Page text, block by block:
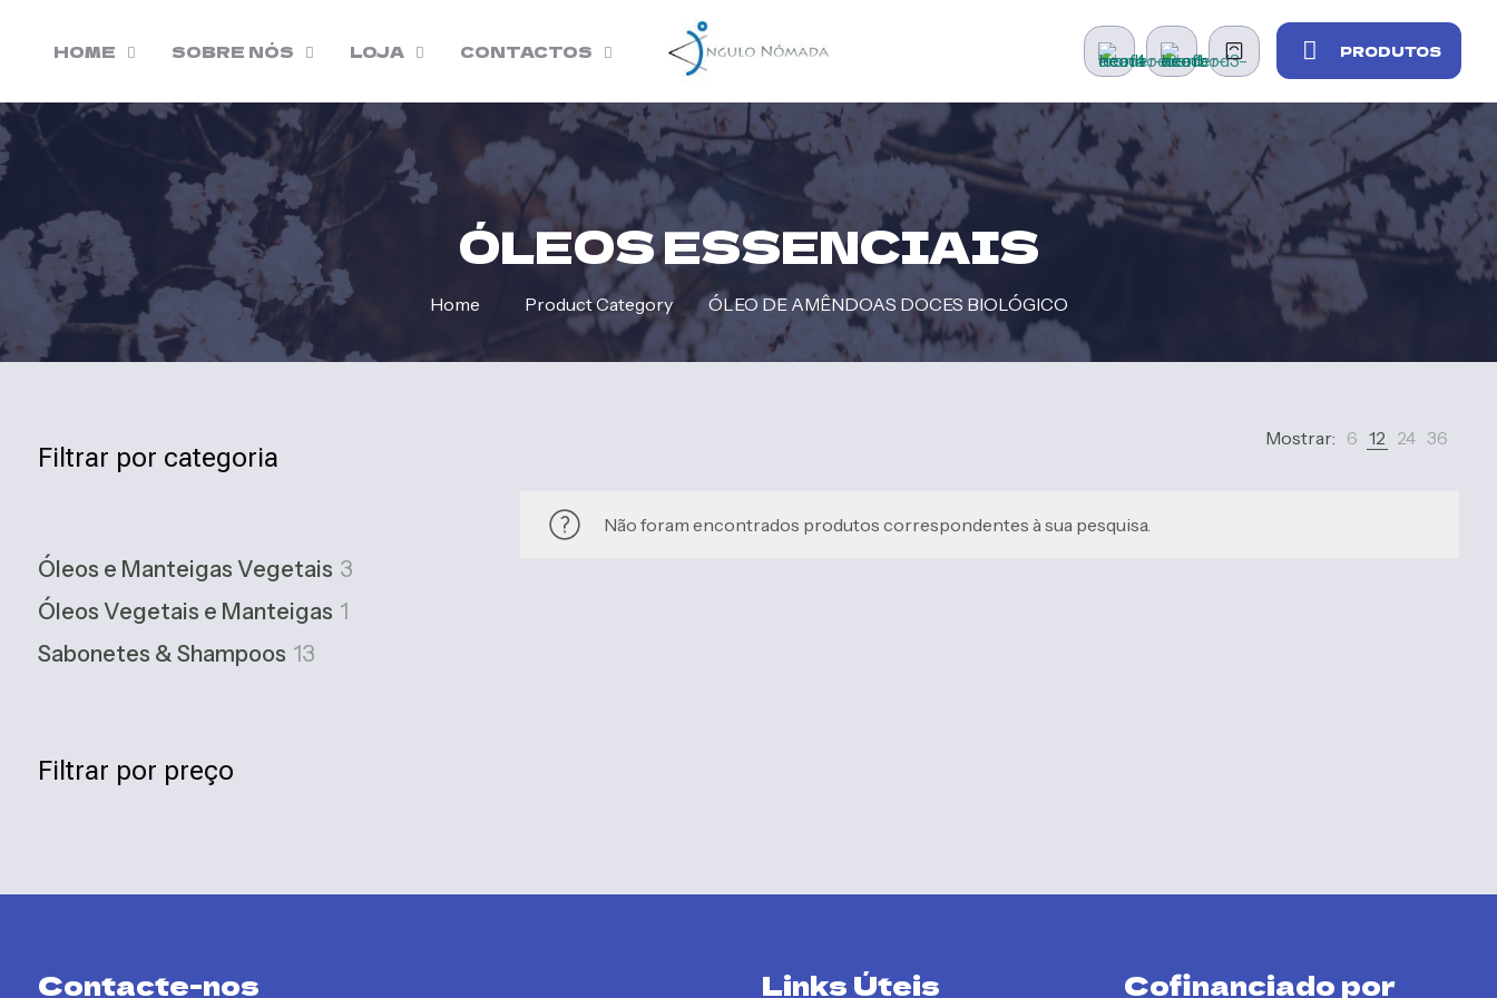
HOME SOBRE NÓS LOJA CONTACTOS PRODUTOS
ÓLEOS ESSENCIAIS
Home Product Category ÓLEO DE AMÊNDOAS DOCES BIOLÓGICO
Filtrar por categoria
Óleos e Manteigas Vegetais 3
Óleos Vegetais e Manteigas 1
Sabonetes & Shampoos 13
Filtrar por preço
Mostrar: 6 12 24 36
Não foram encontrados produtos correspondentes à sua pesquisa.
Contacte-nos Links Úteis Cofinanciado por